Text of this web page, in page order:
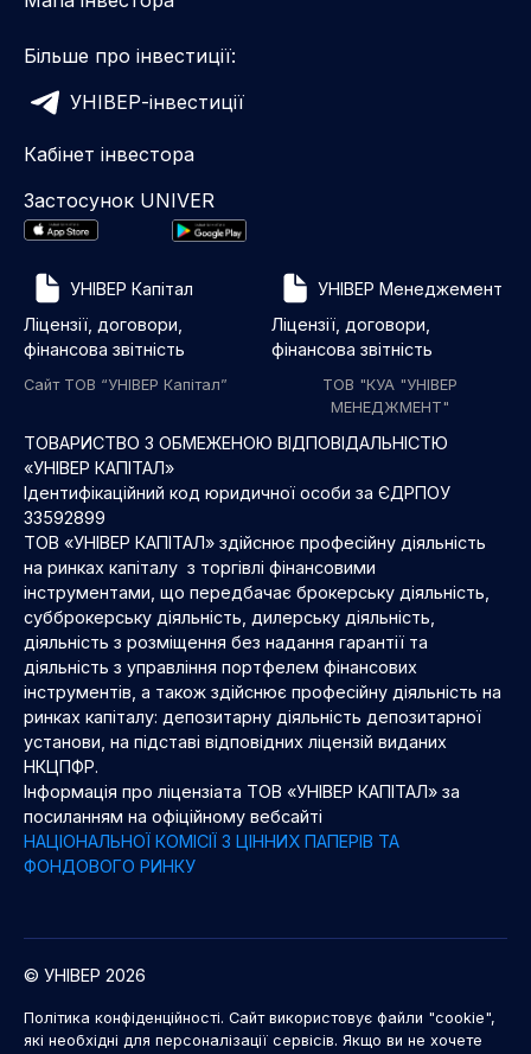
Більше про інвестиції:
УНІВЕР-інвестиції
Кабінет інвестора
Застосунок UNIVER
УНІВЕР Капітал
Ліцензії, договори,
фінансова звітність
Сайт ТОВ “УНІВЕР Капітал”
УНІВЕР Менеджемент
Ліцензії, договори,
фінансова звітність
ТОВ "КУА "УНІВЕР
МЕНЕДЖМЕНТ"
ТОВАРИСТВО З ОБМЕЖЕНОЮ ВІДПОВІДАЛЬНІСТЮ
«УНІВЕР КАПІТАЛ»
Ідентифікаційний код юридичної особи за ЄДРПОУ
33592899
ТОВ «УНІВЕР КАПІТАЛ» здійснює професійну діяльність
на ринках капіталу з торгівлі фінансовими
інструментами, що передбачає брокерську діяльність,
субброкерську діяльність, дилерську діяльність,
діяльність з розміщення без надання гарантії та
діяльність з управління портфелем фінансових
інструментів, а також здійснює професійну діяльність на
ринках капіталу: депозитарну діяльність депозитарної
установи, на підставі відповідних ліцензій виданих
НКЦПФР.
Інформація про ліцензіата ТОВ «УНІВЕР КАПІТАЛ» за
посиланням на офіційному вебсайті
НАЦІОНАЛЬНОЇ КОМІСІЇ З ЦІННИХ ПАПЕРІВ ТА
ФОНДОВОГО РИНКУ
© УНІВЕР 2026
Політика конфіденційності. Сайт використовує файли "cookie",
які необхідні для персоналізації сервісів. Якщо ви не хочете